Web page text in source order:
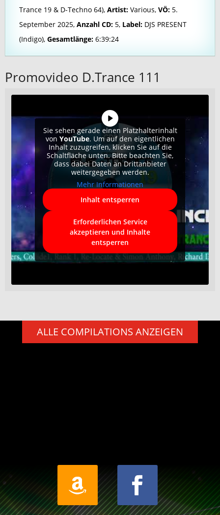
Trance 19 & D-Techno 64), Artist: Various, VÖ: 5.
September 2025, Anzahl CD: 5, Label: DJS PRESENT
(Indigo), Gesamtlänge: 6:39:24
Promovideo D.Trance 111
Sie sehen gerade einen Platzhalterinhalt
von YouTube. Um auf den eigentlichen
Inhalt zuzugreifen, klicken Sie auf die
Schaltfläche unten. Bitte beachten Sie,
dass dabei Daten an Drittanbieter
weitergegeben werden.
Mehr Informationen
Inhalt entsperren
Erforderlichen Service
akzeptieren und Inhalte
entsperren
ALLE COMPILATIONS ANZEIGEN